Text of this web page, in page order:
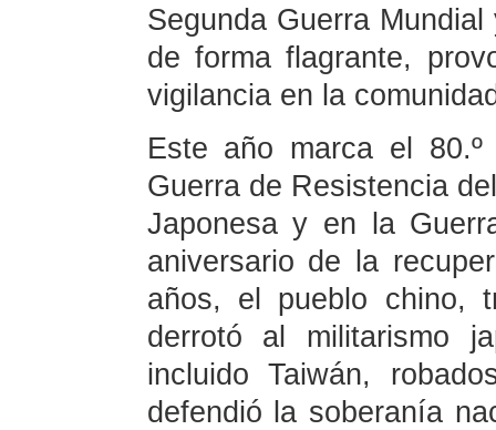
Segunda Guerra
de forma flagrante,
vigilancia en la
Este año marca el
Guerra de Resistencia
Japonesa y en la
aniversario de la
años, el pueblo chino,
derrotó al militarismo
incluido Taiwán,
defendió la soberanía